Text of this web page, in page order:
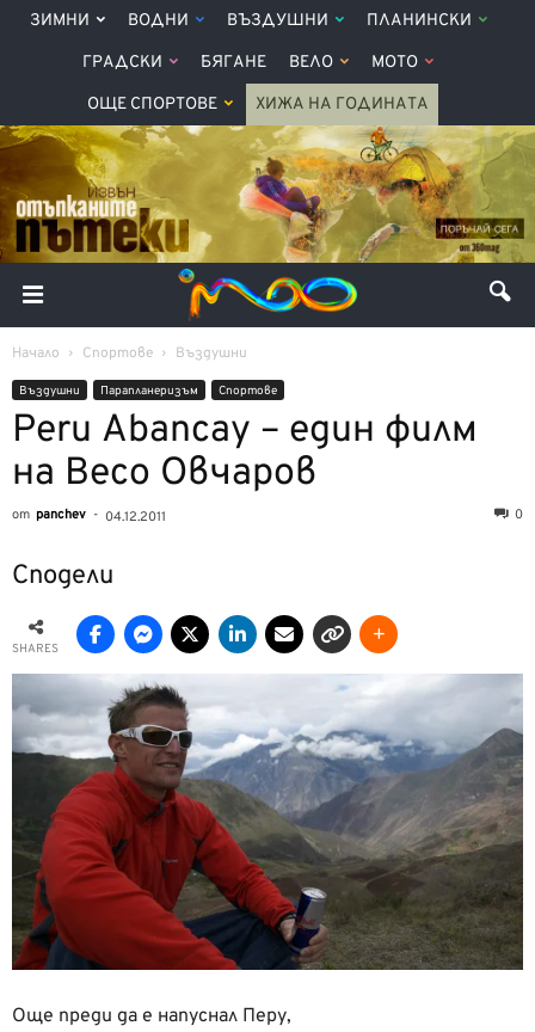
ЗИМНИ ВОДНИ ВЪЗДУШНИ ПЛАНИНСКИ
ГРАДСКИ БЯГАНЕ ВЕЛО МОТО
ОЩЕ СПОРТОВЕ ХИЖА НА ГОДИНАТА
Начало Спортове Въздушни
Въздушни Парапланеризъм Спортове
Peru Abancay – един филм
на Весо Овчаров
от panchev - 04.12.2011 0
Сподели
SHARES
Още преди да е напуснал Перу,